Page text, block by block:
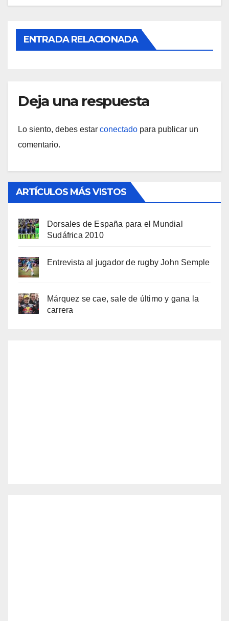
ENTRADA RELACIONADA
Deja una respuesta
Lo siento, debes estar conectado para publicar un
comentario.
ARTÍCULOS MÁS VISTOS
Dorsales de España para el Mundial
Sudáfrica 2010
Entrevista al jugador de rugby John Semple
Márquez se cae, sale de último y gana la
carrera